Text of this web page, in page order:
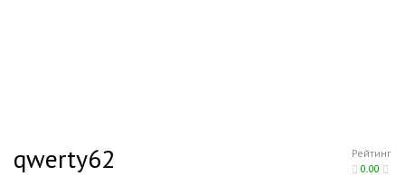
Рейтинг
0.00
qwerty62